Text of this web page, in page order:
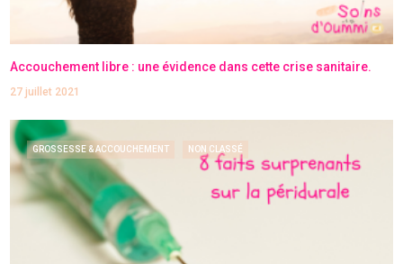
Accouchement libre : une évidence dans cette crise sanitaire.
27 juillet 2021
GROSSESSE & ACCOUCHEMENT NON CLASSÉ